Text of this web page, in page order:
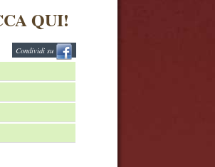
QUI!
Condividi su